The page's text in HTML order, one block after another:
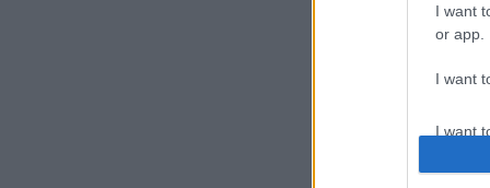
I want
or app.
I want
I want